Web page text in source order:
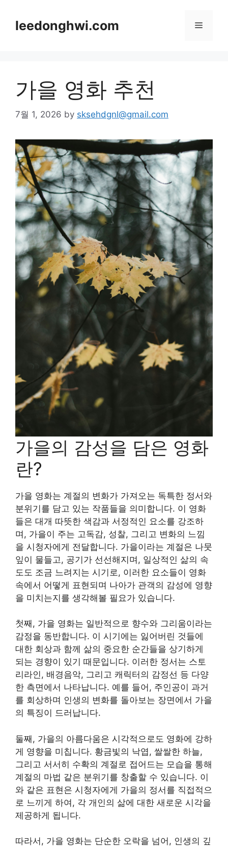
contentleedonghwi.com Menu
가을 영화 추천
7월 1, 2026 by sksehdgnl@gmail.com
가을의 감성을 담은 영화
란?
가을 영화는 계절의 변화가 가져오는 독특한 정서와
분위기를 담고 있는 작품들을 의미합니다. 이 영화
들은 대개 따뜻한 색감과 서정적인 요소를 강조하
며, 가을이 주는 고독감, 성찰, 그리고 변화의 느낌
을 시청자에게 전달합니다. 가을이라는 계절은 나뭇
잎이 물들고, 공기가 선선해지며, 일상적인 삶의 속
도도 조금 느려지는 시기로, 이러한 요소들이 영화
속에서 어떻게 표현되며 나아가 관객의 감성에 영향
을 미치는지를 생각해볼 필요가 있습니다.
첫째, 가을 영화는 일반적으로 향수와 그리움이라는
감정을 동반합니다. 이 시기에는 잃어버린 것들에
대한 회상과 함께 삶의 중요한 순간들을 상기하게
되는 경향이 있기 때문입니다. 이러한 정서는 스토
리라인, 배경음악, 그리고 캐릭터의 감정선 등 다양
한 측면에서 나타납니다. 예를 들어, 주인공이 과거
를 회상하며 인생의 변화를 돌아보는 장면에서 가을
의 특징이 드러납니다.
둘째, 가을의 아름다움은 시각적으로도 영화에 강하
게 영향을 미칩니다. 황금빛의 낙엽, 쌀쌀한 하늘,
그리고 서서히 수확의 계절로 접어드는 모습을 통해
계절의 마법 같은 분위기를 창출할 수 있습니다. 이
와 같은 표현은 시청자에게 가을의 정서를 직접적으
로 느끼게 하여, 각 개인의 삶에 대한 새로운 시각을
제공하게 됩니다.
따라서, 가을 영화는 단순한 오락을 넘어, 인생의 깊